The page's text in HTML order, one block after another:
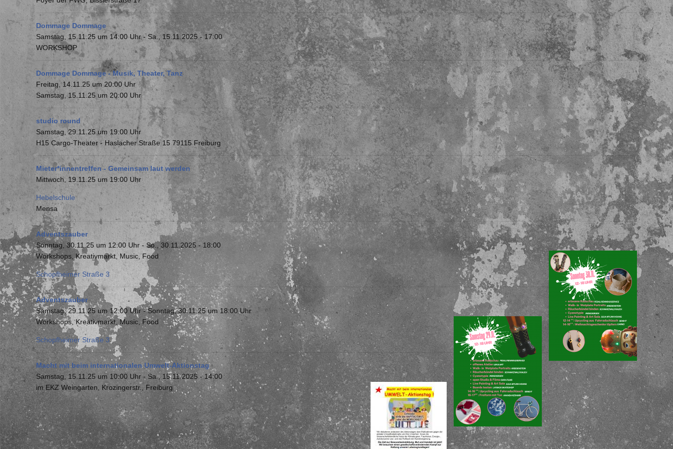
Dommage Dommage
Samstag, 15.11.25 um 14:00 Uhr-Sa., 15.11.2025 - 17:00
WORKSHOP
Dommage Dommage - Musik, Theater, Tanz
Freitag, 14.11.25 um 20:00 Uhr
Samstag, 15.11.25 um 20:00 Uhr
studio round
Samstag, 29.11.25 um 19:00 Uhr
H15 Cargo-Theater - Haslacher Straße 15 79115 Freiburg
Mieter*innentreffen - Gemeinsam laut werden
Mittwoch, 19.11.25 um 19:00 Uhr
Hebelschule
Mensa
Adventszauber
Sonntag, 30.11.25 um 12:00 Uhr - So., 30.11.2025 - 18:00
Workshops, Kreativmarkt, Music, Food
Schopfheimer Straße 3
Adventszauber
Samstag, 29.11.25 um 12:00 Uhr-Sonntag, 30.11.25 um 18:00 Uhr
Workshops, Kreativmarkt, Music, Food
Schopfheimer Straße 3
Macht mit beim internationalen Umwelt-Aktionstag
Samstag, 15.11.25 um 10:00 Uhr-Sa., 15.11.2025 - 14:00
im EKZ Weingarten, Krozingerstr., Freiburg
Seitennummerierung